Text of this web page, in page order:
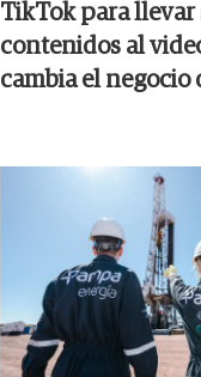
TikTok para llevar
contenidos al
cambia el negocio